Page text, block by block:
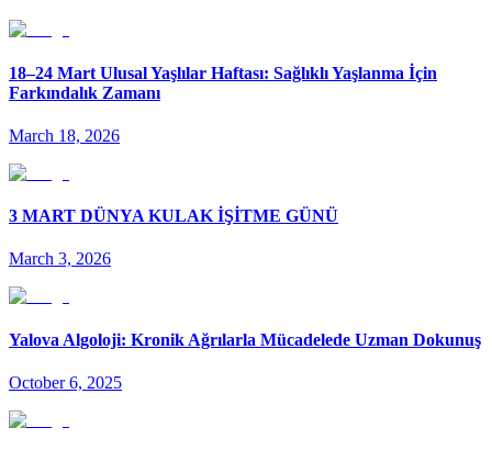
18–24 Mart Ulusal Yaşlılar Haftası: Sağlıklı Yaşlanma İçin
Farkındalık Zamanı
March 18, 2026
3 MART DÜNYA KULAK İŞİTME GÜNÜ
March 3, 2026
Yalova Algoloji: Kronik Ağrılarla Mücadelede Uzman Dokunuş
October 6, 2025